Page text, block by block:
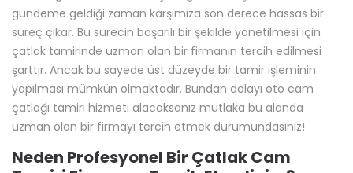
Oto cam çatlak tamir
işlemi oldukça titiz bir çalışmayı şart
kılmaktadır. Bundan dolayı oto cam tamiri hizmeti
konusunda üst düzeyde bir hizmet almak, beraberinde
önemli kazanımları da getirecektir. Siz de oto cam çatlak
tamiri konusunda uzman bir firmayı tercih edecek olursanız,
tamir işlemini başarılı bir şekilde tamamlayabilirsiniz!
Profesyonel Cam Çatlak Tamiri Hizmeti
Çatlak cam tamirihizmeti gündeme geldiği zaman